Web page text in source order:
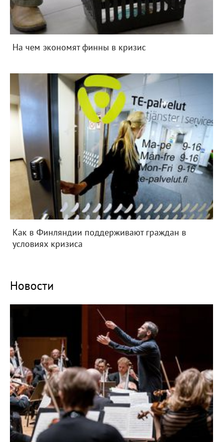
На чем экономят финны в кризис
Как в Финляндии поддерживают граждан в
условиях кризиса
Новости